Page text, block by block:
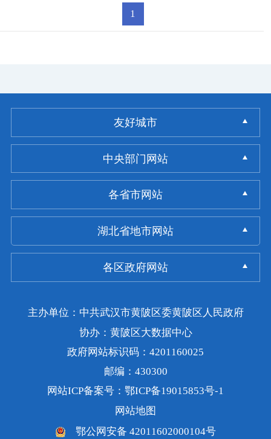
1
友好城市
中央部门网站
各省市网站
湖北省地市网站
各区政府网站
主办单位：中共武汉市黄陂区委黄陂区人民政府
协办：黄陂区大数据中心
政府网站标识码：4201160025
邮编：430300
网站ICP备案号：鄂ICP备19015853号-1
网站地图
鄂公网安备 42011602000104号